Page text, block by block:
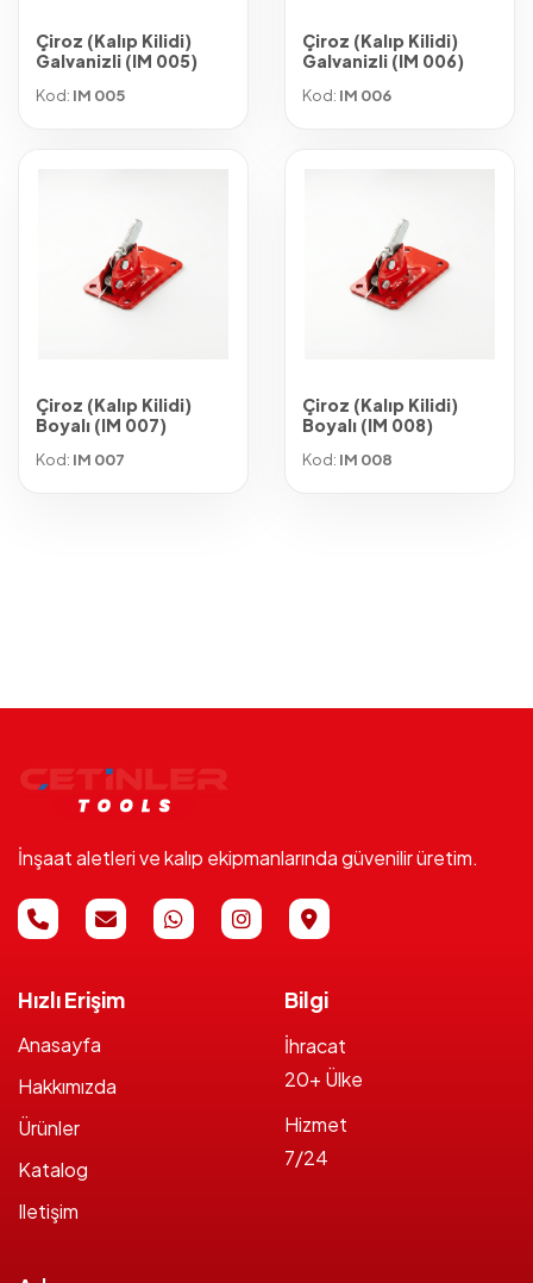
Çiroz (Kalıp Kilidi)
Galvanizli (IM 005)
Kod: IM 005
Çiroz (Kalıp Kilidi)
Galvanizli (IM 006)
Kod: IM 006
Çiroz (Kalıp Kilidi)
Boyalı (IM 007)
Kod: IM 007
Çiroz (Kalıp Kilidi)
Boyalı (IM 008)
Kod: IM 008
İnşaat aletleri ve kalıp ekipmanlarında güvenilir üretim.
Hızlı Erişim
Anasayfa
Hakkımızda
Ürünler
Katalog
Iletişim
Bilgi
İhracat
20+ Ülke
Hizmet
7/24